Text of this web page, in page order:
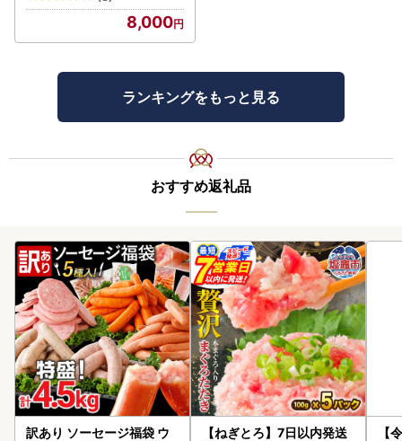
8,000
ランキングをもっと見る
おすすめ返礼品
訳あり ソーセージ福袋 ウ
【ねぎとろ】7日以内発送
【